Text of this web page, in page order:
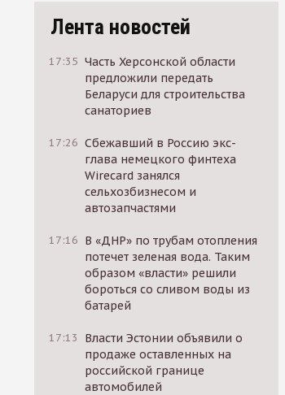
Лента новостей
17:35 Часть Херсонской области
предложили передать
Беларуси для строительства
санаториев
17:26 Сбежавший в Россию экс-
глава немецкого финтеха
Wirecard занялся
сельхозбизнесом и
автозапчастями
17:16 В «ДНР» по трубам отопления
потечет зеленая вода. Таким
образом «власти» решили
бороться со сливом воды из
батарей
17:13
Власти Эстонии объявили о
продаже оставленных на
российской границе
автомобилей